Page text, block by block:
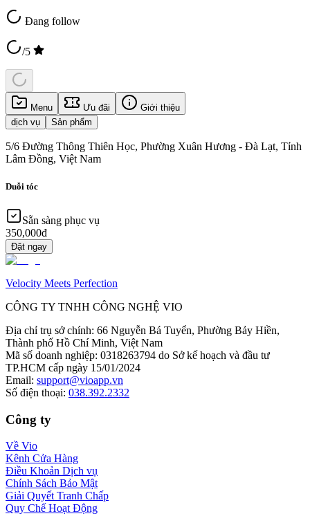
Đang follow
/5
Menu Ưu đãi
Giới thiệu
dịch vụ
Sản phẩm
5/6 Đường Thông Thiên Học, Phường Xuân Hương - Đà Lạt, Tỉnh
Lâm Đồng, Việt Nam
Duỗi tóc
Sẵn sàng phục vụ
350,000đ
Đặt ngay
Velocity Meets Perfection
CÔNG TY TNHH CÔNG NGHỆ VIO
Địa chỉ trụ sở chính: 66 Nguyễn Bá Tuyển, Phường Bảy Hiền,
Thành phố Hồ Chí Minh, Việt Nam
Mã số doanh nghiệp: 0318263794 do Sở kế hoạch và đầu tư
TP.HCM cấp ngày 15/01/2024
Email: support@vioapp.vn
Số điện thoại: 038.392.2332
Công ty
Về Vio
Kênh Cửa Hàng
Điều Khoản Dịch vụ
Chính Sách Bảo Mật
Giải Quyết Tranh Chấp
Quy Chế Hoạt Động